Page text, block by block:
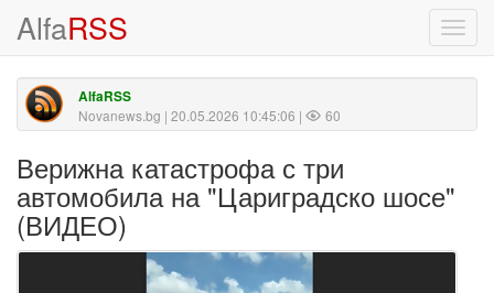
AlfaRSS
AlfaRSS
Novanews.bg | 20.05.2026 10:45:06 | 60
Верижна катастрофа с три
автомобила на "Цариградско шосе"
(ВИДЕО)